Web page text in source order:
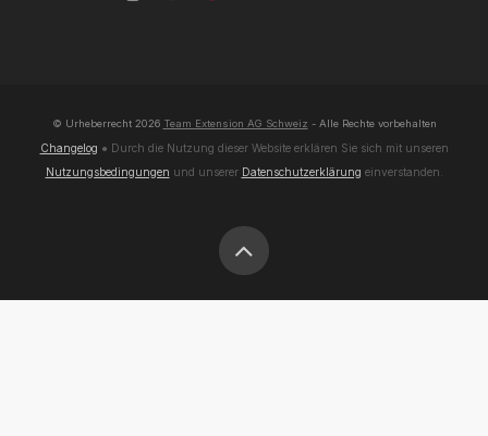
© Urheberrecht 2026 Team Extension AG Schweiz - Alle Rechte vorbehalten
Changelog ● Durch die Nutzung dieser Website erklären Sie sich mit unseren
Nutzungsbedingungen und unserer Datenschutzerklärung einverstanden.